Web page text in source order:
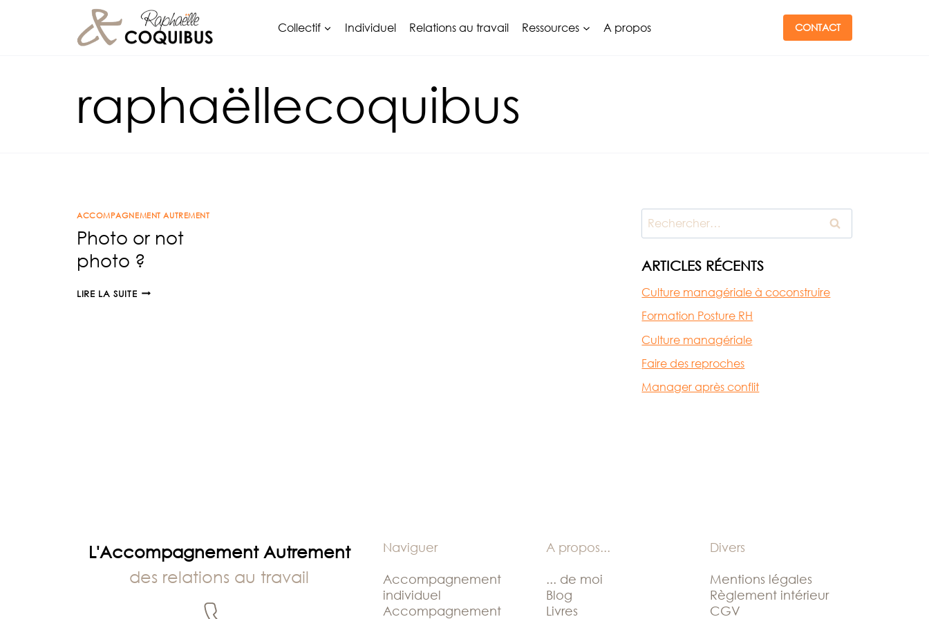
Collectif Individuel Relations au travail Ressources A propos CONTACT
raphaëllecoquibus
ACCOMPAGNEMENT AUTREMENT
Photo or not
photo ?
LIRE LA SUITEPHOTO
Rechercher :
ARTICLES RÉCENTS
Culture managériale à coconstruire
Formation Posture RH
Culture managériale
Faire des reproches
Manager après conflit
L'Accompagnement Autrement
des relations au travail
Naviguer
Accompagnement
individuel
Accompagnement
A propos...
... de moi
Blog
Livres
Divers
Mentions légales
Règlement intérieur
CGV